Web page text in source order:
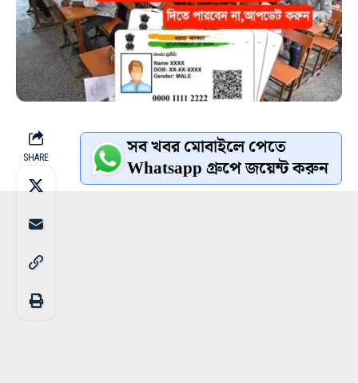
SHARE সব খবর মোবাইলে পেতে
Whatsapp গ্রুপে জয়েন্ট করুন